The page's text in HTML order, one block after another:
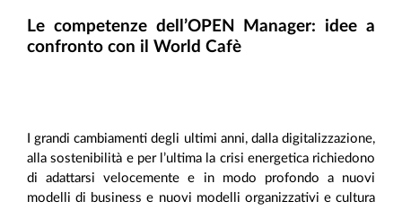
Le competenze dell’OPEN Manager: idee a
confronto con il World Cafè
I grandi cambiamenti degli ultimi anni, dalla digitalizzazione,
alla sostenibilità e per l’ultima la crisi energetica richiedono
di adattarsi velocemente e in modo profondo a nuovi
modelli di business e nuovi modelli organizzativi e cultura